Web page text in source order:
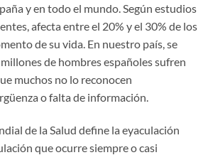
y en todo el mundo. Según estudios
afecta entre el 20% y el 30% de los
de su vida. En nuestro país, se
de hombres españoles sufren
muchos no lo reconocen
o falta de información.
de la Salud define la eyaculación
que ocurre siempre o casi